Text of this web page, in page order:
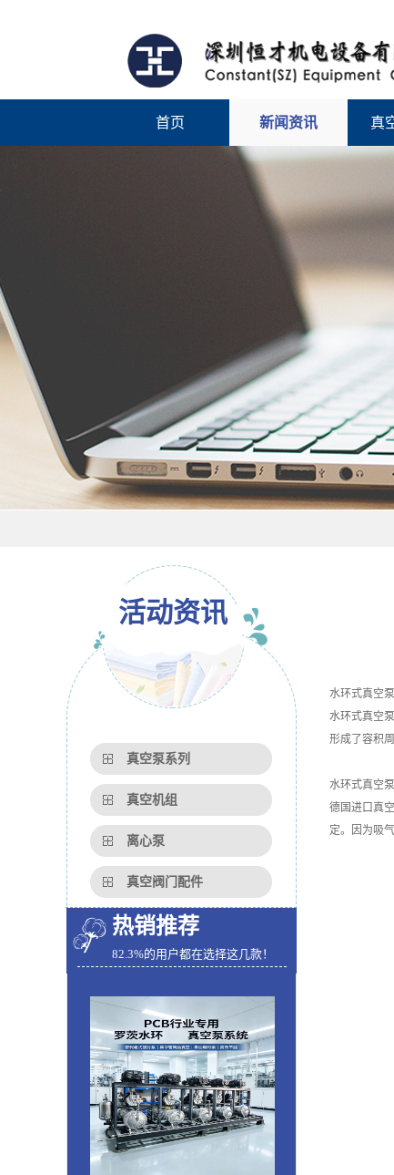
首页 新闻资讯 真
活动资讯
真空泵系列
真空机组
离心泵
真空阀门配件
热销推荐
82.3%的用户都在选择这几款！
水环式真空
水环式真空
形成了容积
水环式真空
德国进口真
定。因为吸